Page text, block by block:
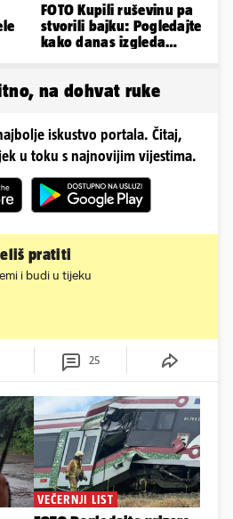
FOTO Kupili ruševinu pa
stvorili bajku: Pogledajte
kako danas izgleda
na dohvat ruke
iskustvo portala. Čitaj,
u toku s najnovijim vijestima.
pratiti
i budi u tijeku
25